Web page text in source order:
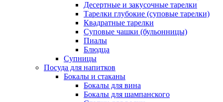
Десертные и закусочные тарелки
Тарелки глубокие (суповые тарелки)
Квадратные тарелки
Суповые чашки (бульонницы)
Пиалы
Блюдца
Супницы
Посуда для напитков
Бокалы и стаканы
Бокалы для вина
Бокалы для шампанского